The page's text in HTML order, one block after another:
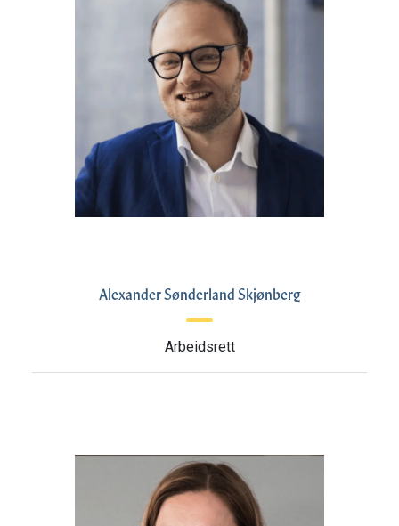
Alexander Sønderland Skjønberg
Arbeidsrett